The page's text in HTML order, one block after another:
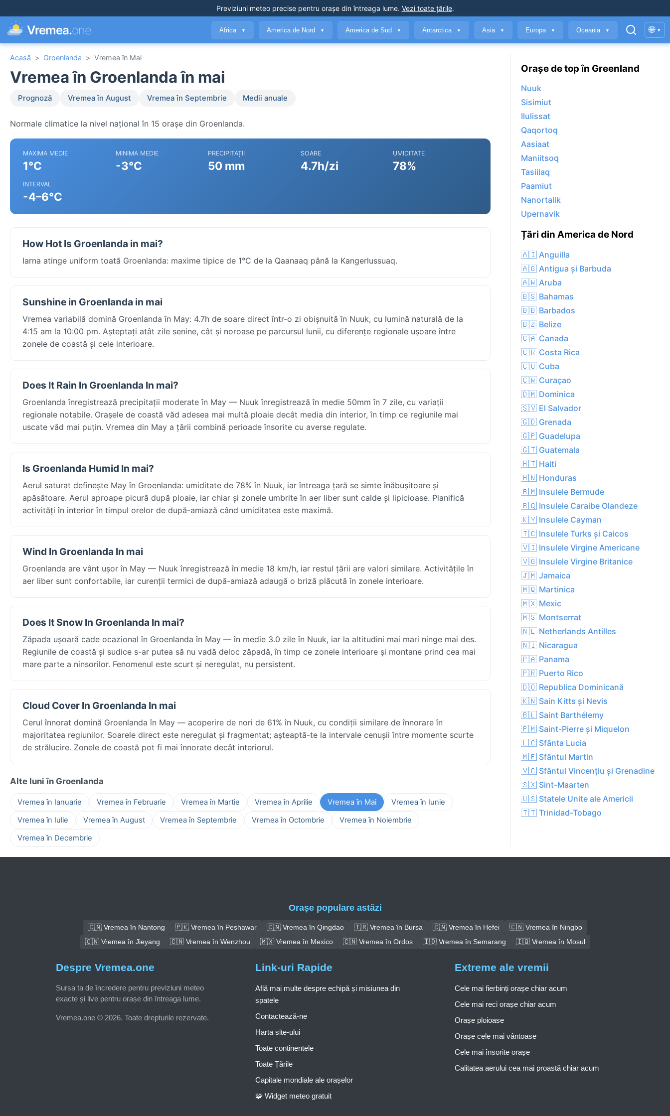
Previziuni meteo precisepentru orașe din întreaga lume. Vezi toate țările.
Vremea.one Africa ▼ America de Nord ▼ America de Sud ▼ Antarctica ▼ Asia ▼ Europa ▼ Oceania ▼ 🌐 ▾
Acasă > Groenlanda > Vremea în Mai
Vremea în Groenlanda în mai
Prognoză Vremea în August Vremea în Septembrie Medii anuale
Normale climatice la nivel național în 15 orașe din Groenlanda.
MAXIMA MEDIE
1°C
MINIMA MEDIE
-3°C
PRECIPITAȚII
50 mm
SOARE
4.7h/zi
UMIDITATE
78%
INTERVAL
-4–6°C
How Hot Is Groenlanda in mai?
Iarna atinge uniform toată Groenlanda: maxime tipice de 1°C de la Qaanaaq până la Kangerlussuaq.
Sunshine in Groenlanda in mai
Vremea variabilă domină Groenlanda în May: 4.7h de soare direct într-o zi obișnuită în Nuuk, cu lumină naturală de la
4:15 am la 10:00 pm. Așteptați atât zile senine, cât și noroase pe parcursul lunii, cu diferențe regionale ușoare între
zonele de coastă și cele interioare.
Does It Rain In Groenlanda In mai?
Groenlanda înregistrează precipitații moderate în May — Nuuk înregistrează în medie 50mm în 7 zile, cu variații
regionale notabile. Orașele de coastă văd adesea mai multă ploaie decât media din interior, în timp ce regiunile mai
uscate văd mai puțin. Vremea din May a țării combină perioade însorite cu averse regulate.
Is Groenlanda Humid In mai?
Aerul saturat definește May în Groenlanda: umiditate de 78% în Nuuk, iar întreaga țară se simte înăbușitoare și
apăsătoare. Aerul aproape picură după ploaie, iar chiar și zonele umbrite în aer liber sunt calde și lipicioase. Planifică
activități în interior în timpul orelor de după-amiază când umiditatea este maximă.
Wind In Groenlanda In mai
Groenlanda are vânt ușor în May — Nuuk înregistrează în medie 18 km/h, iar restul țării are valori similare. Activitățile în
aer liber sunt confortabile, iar curenții termici de după-amiază adaugă o briză plăcută în zonele interioare.
Does It Snow In Groenlanda In mai?
Zăpada ușoară cade ocazional în Groenlanda în May — în medie 3.0 zile în Nuuk, iar la altitudini mai mari ninge mai des.
Regiunile de coastă și sudice s-ar putea să nu vadă deloc zăpadă, în timp ce zonele interioare și montane prind cea mai
mare parte a ninsorilor. Fenomenul este scurt și neregulat, nu persistent.
Cloud Cover In Groenlanda In mai
Cerul înnorat domină Groenlanda în May — acoperire de nori de 61% în Nuuk, cu condiții similare de înnorare în
majoritatea regiunilor. Soarele direct este neregulat și fragmentat; așteaptă-te la intervale cenușii între momente scurte
de strălucire. Zonele de coastă pot fi mai înnorate decât interiorul.
Alte luni în Groenlanda
Vremea în Ianuarie Vremea în Februarie Vremea în Martie Vremea în Aprilie Vremea în Mai
Vremea în Iunie
Vremea în Iulie
Vremea în August Vremea în Septembrie Vremea în Octombrie
Vremea în Noiembrie
Vremea în Decembrie
Orașe de top în Greenland
Nuuk
Sisimiut
Ilulissat
Qaqortoq
Aasiaat
Maniitsoq
Tasiilaq
Paamiut
Nanortalik
Upernavik
Țări din America de Nord
🇦🇮 Anguilla
🇦🇬 Antigua și Barbuda
🇦🇼 Aruba
🇧🇸 Bahamas
🇧🇧 Barbados
🇧🇿 Belize
🇨🇦 Canada
🇨🇷 Costa Rica
🇨🇺 Cuba
🇨🇼 Curaçao
🇩🇲 Dominica
🇸🇻 El Salvador
🇬🇩 Grenada
🇬🇵 Guadelupa
🇬🇹 Guatemala
🇭🇹 Haiti
🇭🇳 Honduras
🇧🇲 Insulele Bermude
🇧🇶 Insulele Caraibe Olandeze
🇰🇾 Insulele Cayman
🇹🇨 Insulele Turks și Caicos
🇻🇮 Insulele Virgine Americane
🇻🇬 Insulele Virgine Britanice
🇯🇲 Jamaica
🇲🇶 Martinica
🇲🇽 Mexic
🇲🇸 Montserrat
🇳🇱 Netherlands Antilles
🇳🇮 Nicaragua
🇵🇦 Panama
🇵🇷 Puerto Rico
🇩🇴 Republica Dominicană
🇰🇳 Sain Kitts și Nevis
🇧🇱 Saint Barthélemy
🇵🇲 Saint-Pierre și Miquelon
🇱🇨 Sfânta Lucia
🇲🇫 Sfântul Martin
🇻🇨 Sfântul Vincențiu și Grenadine
🇸🇽 Sint-Maarten
🇺🇸 Statele Unite ale Americii
🇹🇹 Trinidad-Tobago
Orașe populare astăzi
🇨🇳 Vremea în Nantong 🇵🇰 Vremea în Peshawar 🇨🇳 Vremea în Qingdao 🇹🇷 Vremea în Bursa 🇨🇳 Vremea în Hefei
🇨🇳 Vremea în Ningbo
🇨🇳 Vremea în Jieyang
🇨🇳 Vremea în Wenzhou 🇲🇽 Vremea în Mexico 🇨🇳 Vremea în Ordos 🇮🇩 Vremea în Semarang 🇮🇶 Vremea în Mosul
Despre Vremea.one
Sursa ta de încredere pentru previziuni meteo
exacte și live pentru orașe din întreaga lume.
Vremea.one © 2026. Toate drepturile rezervate.
Link-uri Rapide
Află mai multe despre echipă și misiunea din
spatele
Contactează-ne
Harta site-ului
Toate continentele
Toate Țările
Capitale mondiale ale orașelor
🧩 Widget meteo gratuit
Extreme ale vremii
Cele mai fierbinți orașe chiar acum
Cele mai reci orașe chiar acum
Orașe ploioase
Orașe cele mai vântoase
Cele mai însorite orașe
Calitatea aerului cea mai proastă chiar acum